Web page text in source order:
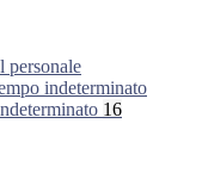
personale
indeterminato
16